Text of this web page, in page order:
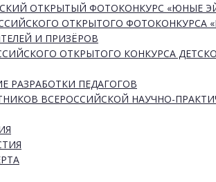
ОТКРЫТЫЙ ФОТОКОНКУРС «ЮНЫЕ
ОТКРЫТОГО ФОТОКОНКУРСА
И ПРИЗЁРОВ
ОТКРЫТОГО КОНКУРСА
РАЗРАБОТКИ ПЕДАГОГОВ
ВСЕРОССИЙСКОЙ НАУЧНО-